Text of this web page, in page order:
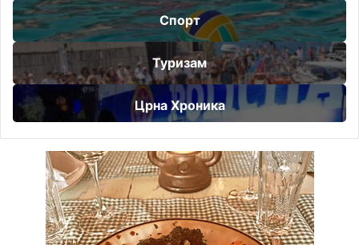
Спорт
Туризам
Црна Хроника